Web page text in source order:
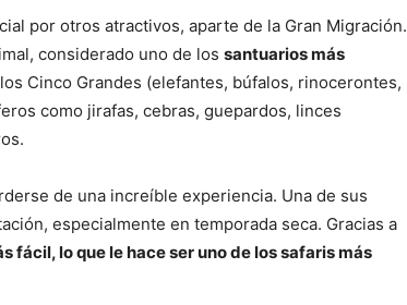
por otros atractivos, aparte de la Gran Migración.
considerado uno de los santuarios más
Cinco Grandes (elefantes, búfalos, rinocerontes,
como jirafas, cebras, guepardos, linces
de una increíble experiencia. Una de sus
especialmente en temporada seca. Gracias a
fácil, lo que le hace ser uno de los safaris más